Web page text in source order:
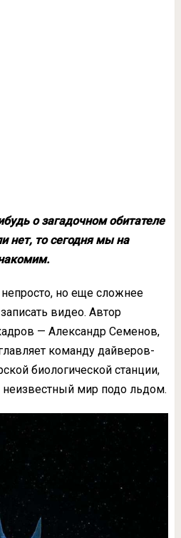
о загадочном обитателе
нет, то сегодня мы на
но еще сложнее
видео. Автор
— Александр Семенов,
команду дайверов-
биологической станции,
неизвестный мир подо льдом.